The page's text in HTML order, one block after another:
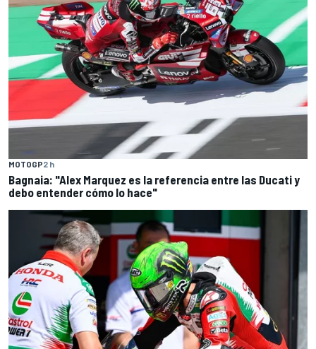
MOTOGP2 h
Bagnaia: "Alex Marquez es la referencia entre las Ducati y
debo entender cómo lo hace"